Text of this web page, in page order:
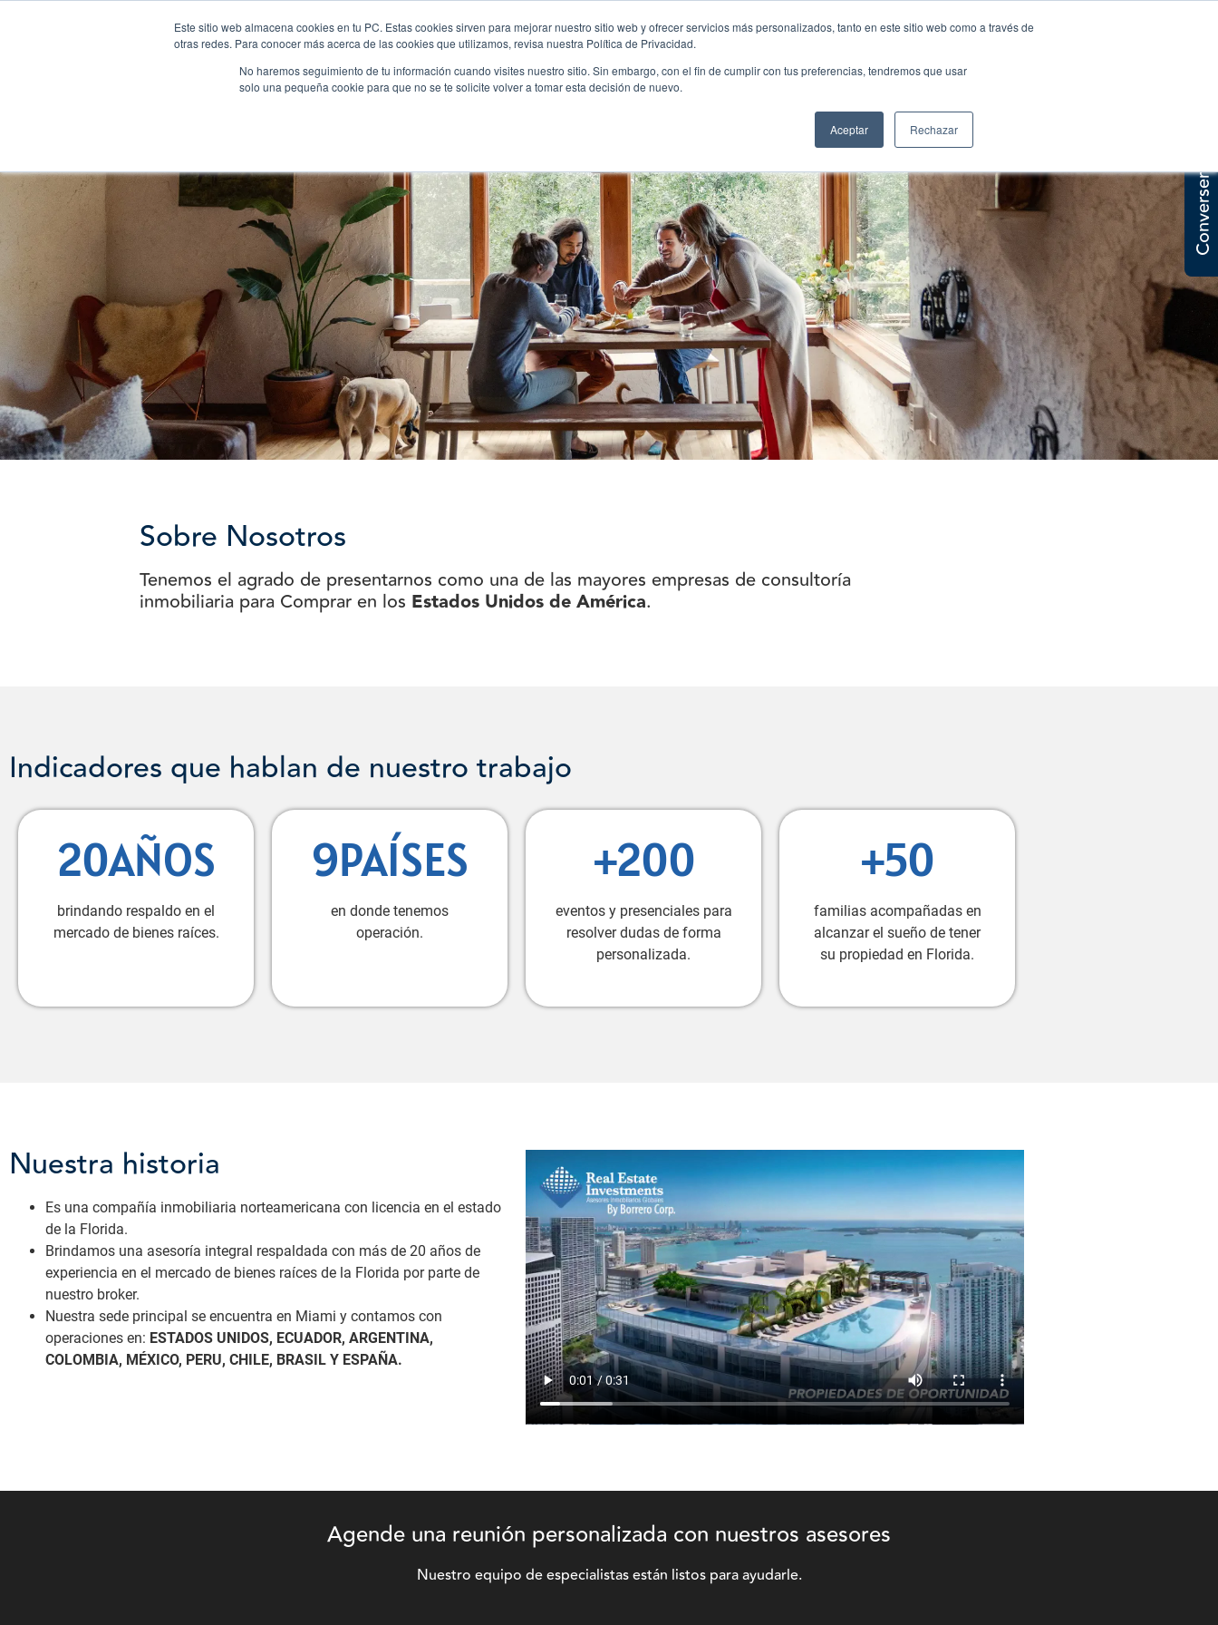
Este sitio web almacena cookies en tu PC. Estas cookies sirven para mejorar nuestro sitio web y ofrecer servicios más personalizados, tanto en este sitio web como a través de
otras redes. Para conocer más acerca de las cookies que utilizamos, revisa nuestra Política de Privacidad.
No haremos seguimiento de tu información cuando visites nuestro sitio. Sin embargo, con el fin de cumplir con tus preferencias, tendremos que usar
solo una pequeña cookie para que no se te solicite volver a tomar esta decisión de nuevo.
Aceptar Rechazar
Proyectos Nosotros
Sobre Nosotros
Tenemos el agrado de presentarnos como una de las mayores empresas de consultoría
inmobiliaria para Comprar en los Estados Unidos de América.
Indicadores que hablan de nuestro trabajo
20AÑOS
brindando respaldo en el
mercado de bienes raíces.
9PAÍSES
en donde tenemos
operación.
+200
eventos y presenciales para
resolver dudas de forma
personalizada.
+50
familias acompañadas en
alcanzar el sueño de tener
su propiedad en Florida.
Nuestra historia
Es una compañía inmobiliaria norteamericana con licencia en el estado
de la Florida.
Brindamos una asesoría integral respaldada con más de 20 años de
experiencia en el mercado de bienes raíces de la Florida por parte de
nuestro broker.
Nuestra sede principal se encuentra en Miami y contamos con
operaciones en: ESTADOS UNIDOS, ECUADOR, ARGENTINA,
COLOMBIA, MÉXICO, PERU, CHILE, BRASIL Y ESPAÑA.
Agende una reunión personalizada con nuestros asesores
Nuestro equipo de especialistas están listos para ayudarle.
Conversemos